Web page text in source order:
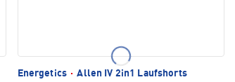
Energetics · Allen IV 2in1 Laufshorts